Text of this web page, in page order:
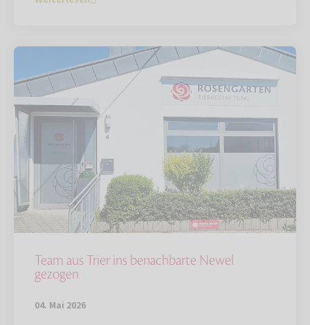
Team aus Trier ins benachbarte Newel
gezogen
04. Mai 2026